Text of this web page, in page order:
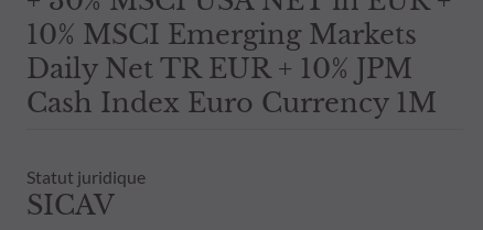
10% MSCI Emerging Markets
Daily Net TR EUR + 10% JPM
Cash Index Euro Currency 1M
Statut juridique
SICAV